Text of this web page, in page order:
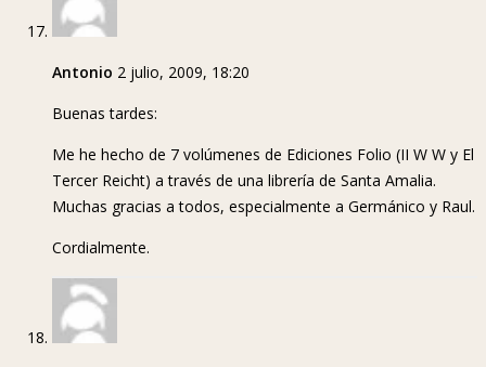
Antonio 2 julio, 2009, 18:20
Buenas tardes:
Me he hecho de 7 volúmenes de Ediciones Folio (II W W y El
Tercer Reicht) a través de una librería de Santa Amalia.
Muchas gracias a todos, especialmente a Germánico y Raul.
Cordialmente.